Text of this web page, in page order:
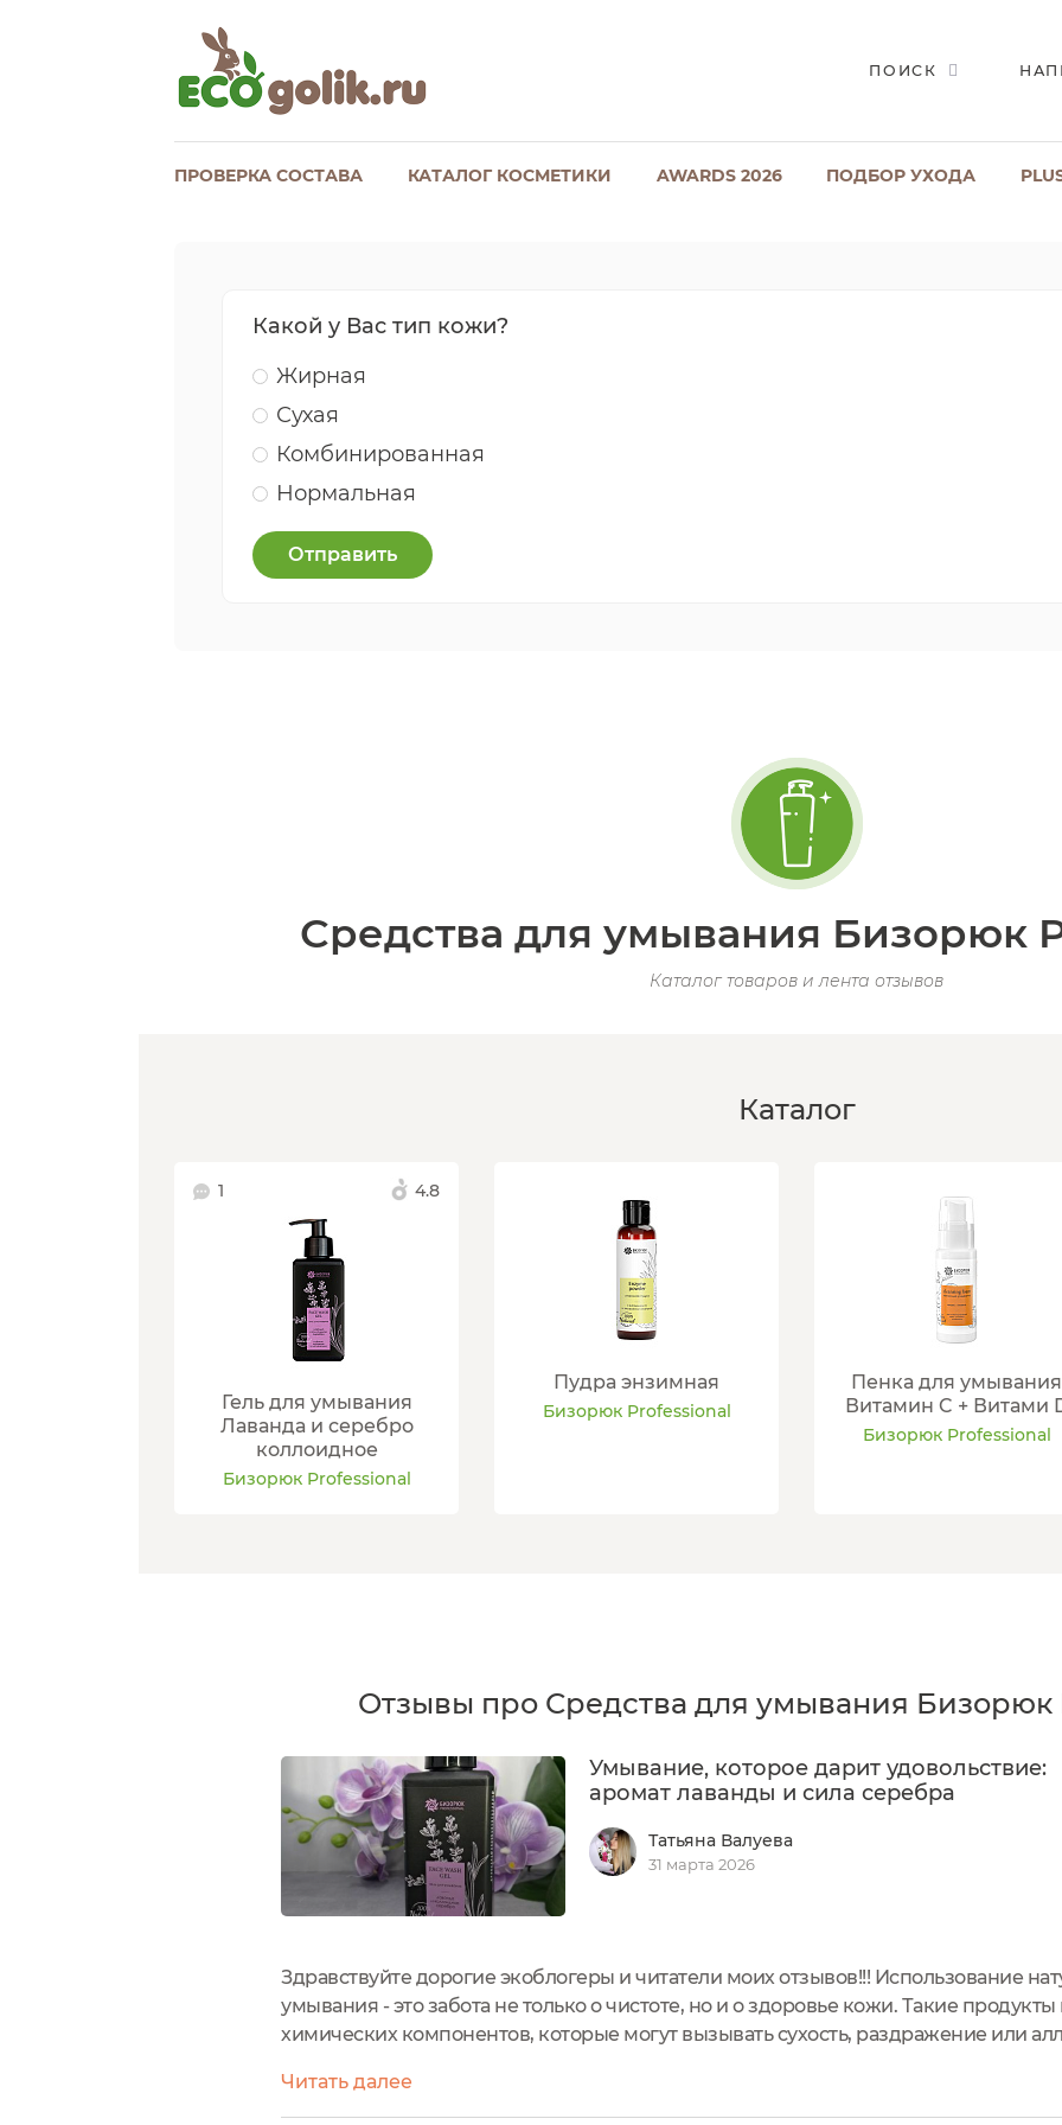
ПОИСК
ПРОВЕРКА СОСТАВА КАТАЛОГ КОСМЕТИКИ AWARDS 2026 ПОДБОР УХОДА
Какой у Вас тип кожи?
Жирная
Сухая
Комбинированная
Нормальная
Отправить
Средства для умывания Бизорюк
Каталог товаров и лента отзывов
Каталог
1 4.8
Гель для умывания
Лаванда и серебро
коллоидное
Бизорюк Professional
Пудра энзимная
Бизорюк Professional
Пенка для умывания
Витамин C + Витами
Бизорюк Professional
Отзывы про Средства для умывания Бизорюк
Умывание, которое дарит удовольствие:
аромат лаванды и сила серебра
Татьяна Валуева
31 марта 2026
Здравствуйте дорогие экоблогеры и читатели моих отзывов!!! Использование
умывания - это забота не только о чистоте, но и о здоровье кожи. Такие
химических компонентов, которые могут вызывать сухость, раздражение или
оставаться свежей,...
Читать далее